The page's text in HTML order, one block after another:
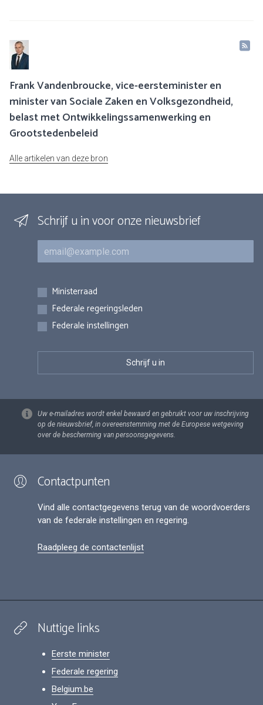
Frank Vandenbroucke, vice-eersteminister en
minister van Sociale Zaken en Volksgezondheid,
belast met Ontwikkelingssamenwerking en
Grootstedenbeleid
Alle artikelen van deze bron
Schrijf u in voor onze nieuwsbrief
E-mail
Inschrijvingen
Ministerraad
Federale regeringsleden
Federale instellingen
Uw e-mailadres wordt enkel bewaard en gebruikt voor uw inschrijving
op de nieuwsbrief, in overeenstemming met de Europese wetgeving
over de bescherming van persoonsgegevens.
Contactpunten
Vind alle contactgegevens terug van de woordvoerders
van de federale instellingen en regering.
Raadpleeg de contactenlijst
Nuttige links
Eerste minister
Federale regering
Belgium.be